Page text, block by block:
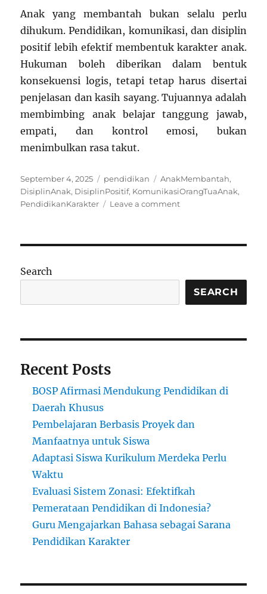
Anak yang membantah bukan selalu perlu
dihukum. Pendidikan, komunikasi, dan disiplin
positif lebih efektif membentuk karakter anak.
Hukuman boleh diberikan dalam bentuk
konsekuensi logis, tetapi tetap harus disertai
penjelasan dan kasih sayang. Tujuannya adalah
membimbing anak belajar tanggung jawab,
empati, dan kontrol emosi, bukan
menimbulkan rasa takut.
Posted
on
September 4, 2025 Categories
pendidikan Tags
AnakMembantah,
DisiplinAnak, DisiplinPositif, KomunikasiOrangTuaAnak,
PendidikanKarakter
Leave a commenton
Arahan
Orang
Tua?
Search
SEARCH
Recent Posts
BOSP Afirmasi Mendukung Pendidikan di
Daerah Khusus
Pembelajaran Berbasis Proyek dan
Manfaatnya untuk Siswa
Adaptasi Siswa Kurikulum Merdeka Perlu
Waktu
Evaluasi Sistem Zonasi: Efektifkah
Pemerataan Pendidikan di Indonesia?
Guru Mengajarkan Bahasa sebagai Sarana
Pendidikan Karakter